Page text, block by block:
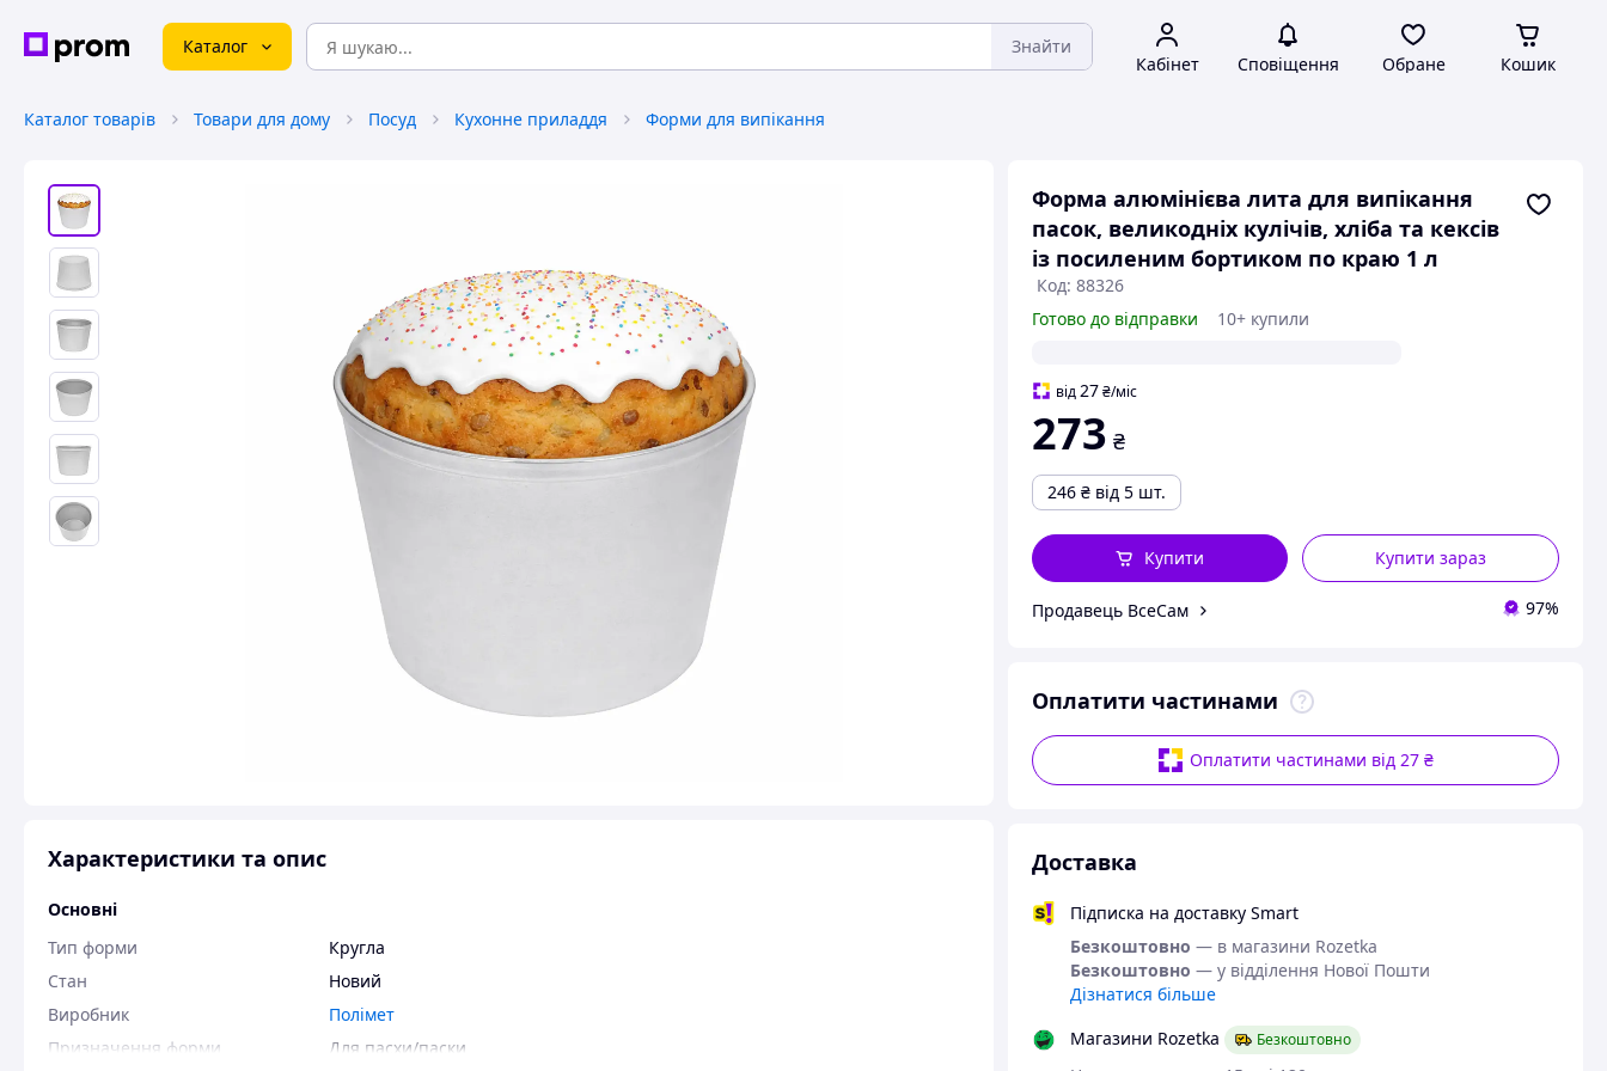
Каталог Знайти
Кабінет Сповіщення Обране Кошик
Каталог товарів Товари для дому Посуд Кухонне приладдя Форми для випікання
Форма алюмінієва лита для випікання
пасок, великодніх кулічів, хліба та кексів
із посиленим бортиком по краю 1 л
Код: 88326
Готово до відправки
10+ купили
від27 ₴/міс
273 ₴
246 ₴ від 5 шт.
Купити зараз
Купити
Продавець ВсеСам 97%
Оплатити частинами
Оплатити частинами від 27 ₴
Доставка
Підписка на доставку Smart
Безкоштовно — в магазини Rozetka
Безкоштовно — у відділення Нової Пошти
Дізнатися більше
Магазини Rozetka
Безкоштовно
Характеристики та опис
Основні
Тип форми
Кругла
Стан
Новий
Виробник
Полімет
Призначення форми
Для пасхи/паски